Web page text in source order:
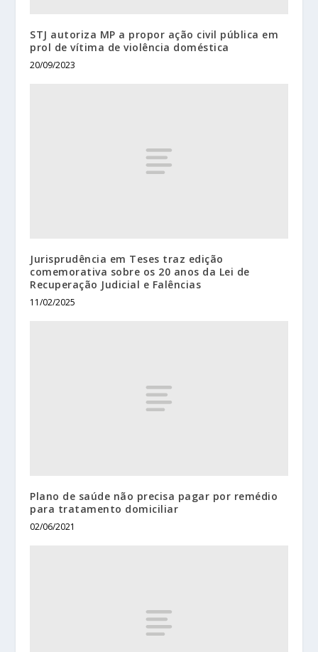
STJ autoriza MP a propor ação civil pública em
prol de vítima de violência doméstica
20/09/2023
Jurisprudência em Teses traz edição
comemorativa sobre os 20 anos da Lei de
Recuperação Judicial e Falências
11/02/2025
Plano de saúde não precisa pagar por remédio
para tratamento domiciliar
02/06/2021